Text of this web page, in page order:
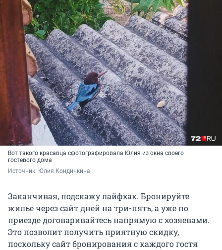
Вот такого красавца сфотографировала Юлия из окна своего
гостевого дома
Источник: Юлия Кондинкина
Заканчивая, подскажу лайфхак. Бронируйте
жилье через сайт дней на три-пять, а уже по
приезде договаривайтесь напрямую с хозяевами.
Это позволит получить приятную скидку,
поскольку сайт бронирования с каждого гостя